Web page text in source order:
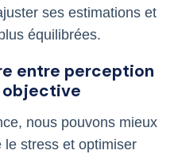
ses estimations et
équilibrées.
entre perception
nous pouvons mieux
stress et optimiser